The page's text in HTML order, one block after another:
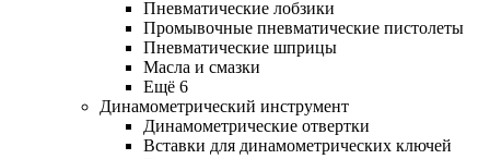
Пневматические лобзики
Промывочные пневматические пистолеты
Пневматические шприцы
Масла и смазки
Ещё 6
Динамометрический инструмент
Динамометрические отвертки
Вставки для динамометрических ключей